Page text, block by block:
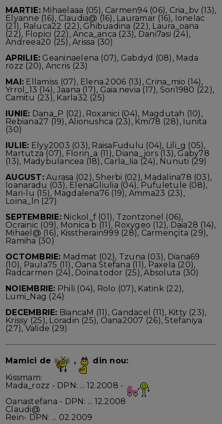
MARTIE:Mihaelaaa (05), Carmen94 (06), Cria_bv (13),
Elyanne (16), Claudia@ (16), Lauramar (16), Ionelac
(21), Raluca22 (22), Ghibuadina (22), Laura_oana
(22), Flopici (22), Anca_anca (23), Dani7asi (24),
Andreea20 (25), Arissa (30)
APRILIE: Geaninaelena (07), Gabdyd (08), Mada
rozz (20), Ancris (23)
MAI: Ellamiss (07), Elena.2006 (13), Crina_mio (14),
Yrrol_13 (14), Jaana (17), Gaia.nevia (17), Sori1980 (22),
Camitu (23), Karla32 (25)
IUNIE: Dana_P (02), Roxanici (04), Magdutah (10),
Rebiana27 (19), Alionushca (23), Kmi78 (28), Iunita
(30)
IULIE: Elyy2003 (03), RaisaFudulu (04), Lili_g (05),
Martutza (07), Florin_a (11), Diana_jors (13), Gaby78
(13), Madybulancea (18), Carla_lia (24), Nunuti (29)
AUGUST:Aurasa (02), Sherbi (02), Madalina78 (03),
Ioanaradu (03), ElenaGliulia (04), Pufuletule (08),
Mari-lu (15), Magdalena76 (19), Amma23 (23),
Loina_ln (27)
SEPTEMBRIE:Nickol_f (01), Tzontzonel (06),
Ocrainic (09), Monica b (11), Roxygeo (12), Daia28 (14),
Mihael@ (16), Kisstherain999 (28), Carmençita (29),
Ramiha (30)
OCTOMBRIE: Madmat (02), Tzuna (03), Diana69
(10), Paula75 (11), Oana Stefana (11), Paxela (20),
Radcarmen (24), Doina.todor (25), Absoluta (30)
NOIEMBRIE: Phili (04), Rolo (07), Katink (22),
Lumi_Nag (24)
DECEMBRIE: BiancaM (11), Gandacel (11), Kitty (23),
Krissy (25), Loradin (25), Oana2007 (26), Stefaniya
(27), Valide (29)
Mamici de ,
din nou:
Kissmam:
Mada_rozz - DPN: ... 12.2008 -
Oanastefana - DPN: ... 12.2008
Claudi@
Rein- DPN: ... 02.2009